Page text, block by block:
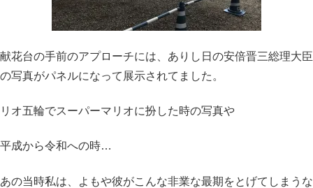
献花台の手前のアプローチには、ありし日の安倍晋三総理大臣
の写真がパネルになって展示されてました。
リオ五輪でスーパーマリオに扮した時の写真や
平成から令和への時…
あの当時私は、よもや彼がこんな非業な最期をとげてしまうな